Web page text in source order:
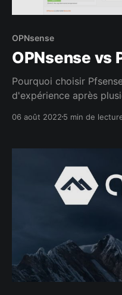
OPNsense
OPNsense vs
Pourquoi choisir
d'expérience après
06 août 2022 5 min de